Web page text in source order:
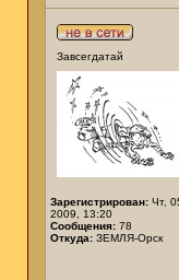
Завсегдатай
Зарегистрирован: Чт,
2009, 13:20
Сообщения: 78
Откуда: ЗЕМЛЯ-Орск